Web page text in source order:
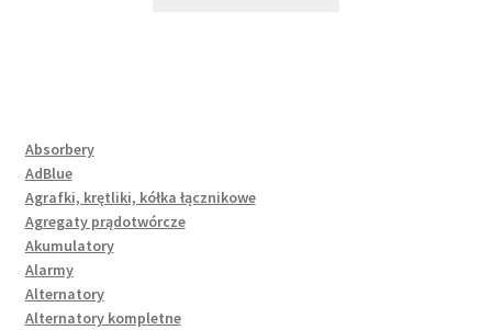
Absorbery
AdBlue
Agrafki, krętliki, kółka łącznikowe
Agregaty prądotwórcze
Akumulatory
Alarmy
Alternatory
Alternatory kompletne